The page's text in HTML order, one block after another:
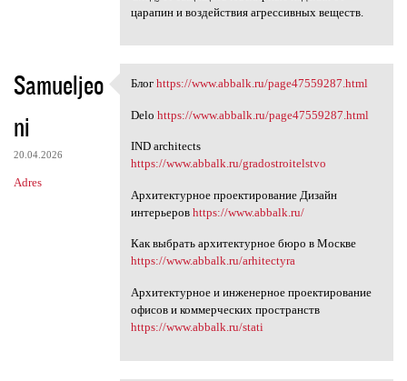
царапин и воздействия агрессивных веществ.
Samueljeo
ni
20.04.2026
Adres
Блог https://www.abbalk.ru
Блог https://www.abbalk.ru/page47559287.html
Delo https://www.abbalk.ru/page47559287.html
IND architects
https://www.abbalk.ru/gradostroitelstvo
Архитектурное проектирование Дизайн
интерьеров https://www.abbalk.ru/
Как выбрать архитектурное бюро в Москве
https://www.abbalk.ru/arhitectyra
Архитектурное и инженерное проектирование
офисов и коммерческих пространств
https://www.abbalk.ru/stati